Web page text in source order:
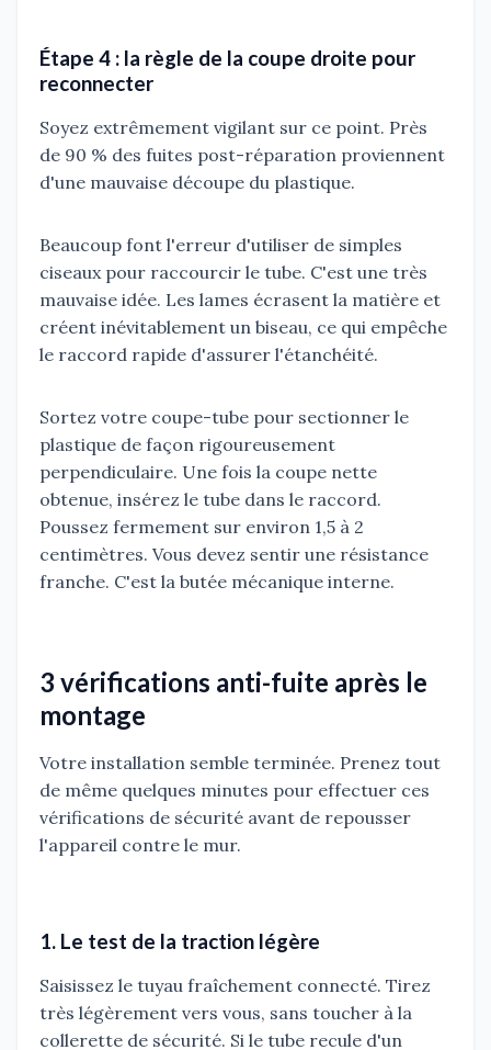
Étape 4 : la règle de la coupe droite pour
reconnecter
Soyez extrêmement vigilant sur ce point. Près
de 90 % des fuites post-réparation proviennent
d'une mauvaise découpe du plastique.
Beaucoup font l'erreur d'utiliser de simples
ciseaux pour raccourcir le tube. C'est une très
mauvaise idée. Les lames écrasent la matière et
créent inévitablement un biseau, ce qui empêche
le raccord rapide d'assurer l'étanchéité.
Sortez votre coupe-tube pour sectionner le
plastique de façon rigoureusement
perpendiculaire. Une fois la coupe nette
obtenue, insérez le tube dans le raccord.
Poussez fermement sur environ 1,5 à 2
centimètres. Vous devez sentir une résistance
franche. C'est la butée mécanique interne.
3 vérifications anti-fuite après le
montage
Votre installation semble terminée. Prenez tout
de même quelques minutes pour effectuer ces
vérifications de sécurité avant de repousser
l'appareil contre le mur.
1. Le test de la traction légère
Saisissez le tuyau fraîchement connecté. Tirez
très légèrement vers vous, sans toucher à la
collerette de sécurité. Si le tube recule d'un